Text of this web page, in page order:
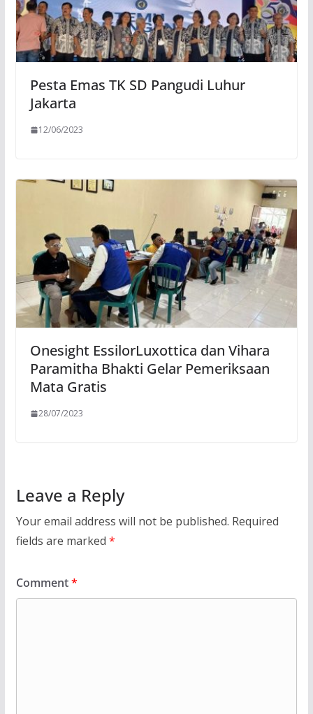
Pesta Emas TK SD Pangudi Luhur
Jakarta
12/06/2023
Onesight EssilorLuxottica dan Vihara
Paramitha Bhakti Gelar Pemeriksaan
Mata Gratis
28/07/2023
Leave a Reply
Your email address will not be published. Required
fields are marked *
Comment*